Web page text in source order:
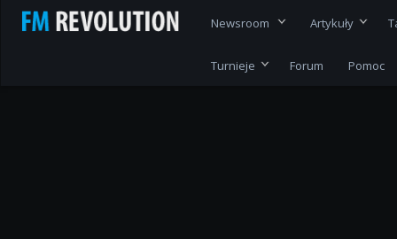
Newsroom Artykuły
Turnieje Forum Pomoc